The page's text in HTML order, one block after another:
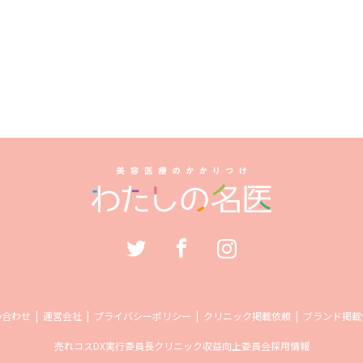
わせ 運営会社 プライバシーポリシー クリニック掲載依頼 ブランド掲
売れコスDX実行委員長クリニック収益向上委員会採用情報